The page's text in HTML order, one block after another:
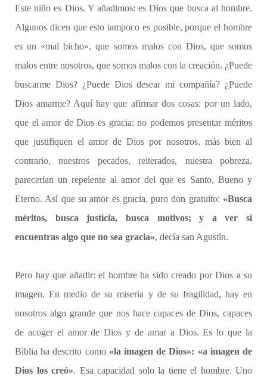
Este niño es Dios. Y añadimos: es Dios que busca al hombre.
Algunos dicen que esto tampoco es posible, porque el hombre
es un «mal bicho», que somos malos con Dios, que somos
malos entre nosotros, que somos malos con la creación. ¿Puede
buscarme Dios? ¿Puede Dios desear mi compañía? ¿Puede
Dios amarme? Aquí hay que afirmar dos cosas: por un lado,
que el amor de Dios es gracia: no podemos presentar méritos
que justifiquen el amor de Dios por nosotros, más bien al
contrario, nuestros pecados, reiterados, nuestra pobreza,
parecerían un repelente al amor del que es Santo, Bueno y
Eterno. Así que su amor es gracia, puro don gratuito: «Busca
méritos, busca justicia, busca motivos; y a ver si
encuentras algo que no sea gracia», decía san Agustín.
Pero hay que añadir: el hombre ha sido creado por Dios a su
imagen. En medio de su miseria y de su fragilidad, hay en
nosotros algo grande que nos hace capaces de Dios, capaces
de acoger el amor de Dios y de amar a Dios. Es lo que la
Biblia ha descrito como «la imagen de Dios»: «a imagen de
Dios los creó». Esa capacidad solo la tiene el hombre. Uno